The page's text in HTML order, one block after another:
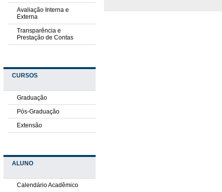
Avaliação Interna e
Externa
Transparência e
Prestação de Contas
CURSOS
Graduação
Pós-Graduação
Extensão
ALUNO
Calendário Acadêmico